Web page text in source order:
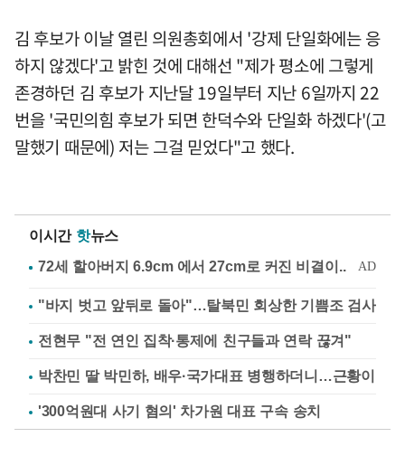
김 후보가 이날 열린 의원총회에서 '강제 단일화에는 응
하지 않겠다'고 밝힌 것에 대해선 "제가 평소에 그렇게
존경하던 김 후보가 지난달 19일부터 지난 6일까지 22
번을 '국민의힘 후보가 되면 한덕수와 단일화 하겠다'(고
말했기 때문에) 저는 그걸 믿었다"고 했다.
이시간 핫뉴스
"바지 벗고 앞뒤로 돌아"…탈북민 회상한 기쁨조 검사
전현무 "전 연인 집착·통제에 친구들과 연락 끊겨"
박찬민 딸 박민하, 배우·국가대표 병행하더니…근황이
'300억원대 사기 혐의' 차가원 대표 구속 송치